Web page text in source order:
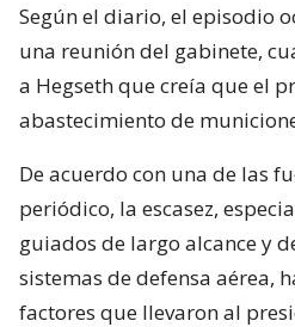
Según el diario, el episodio
una reunión del gabinete,
a Hegseth que creía que el
abastecimiento de
De acuerdo con una de las
periódico, la escasez,
guiados de largo alcance y
sistemas de defensa aérea,
factores que llevaron al